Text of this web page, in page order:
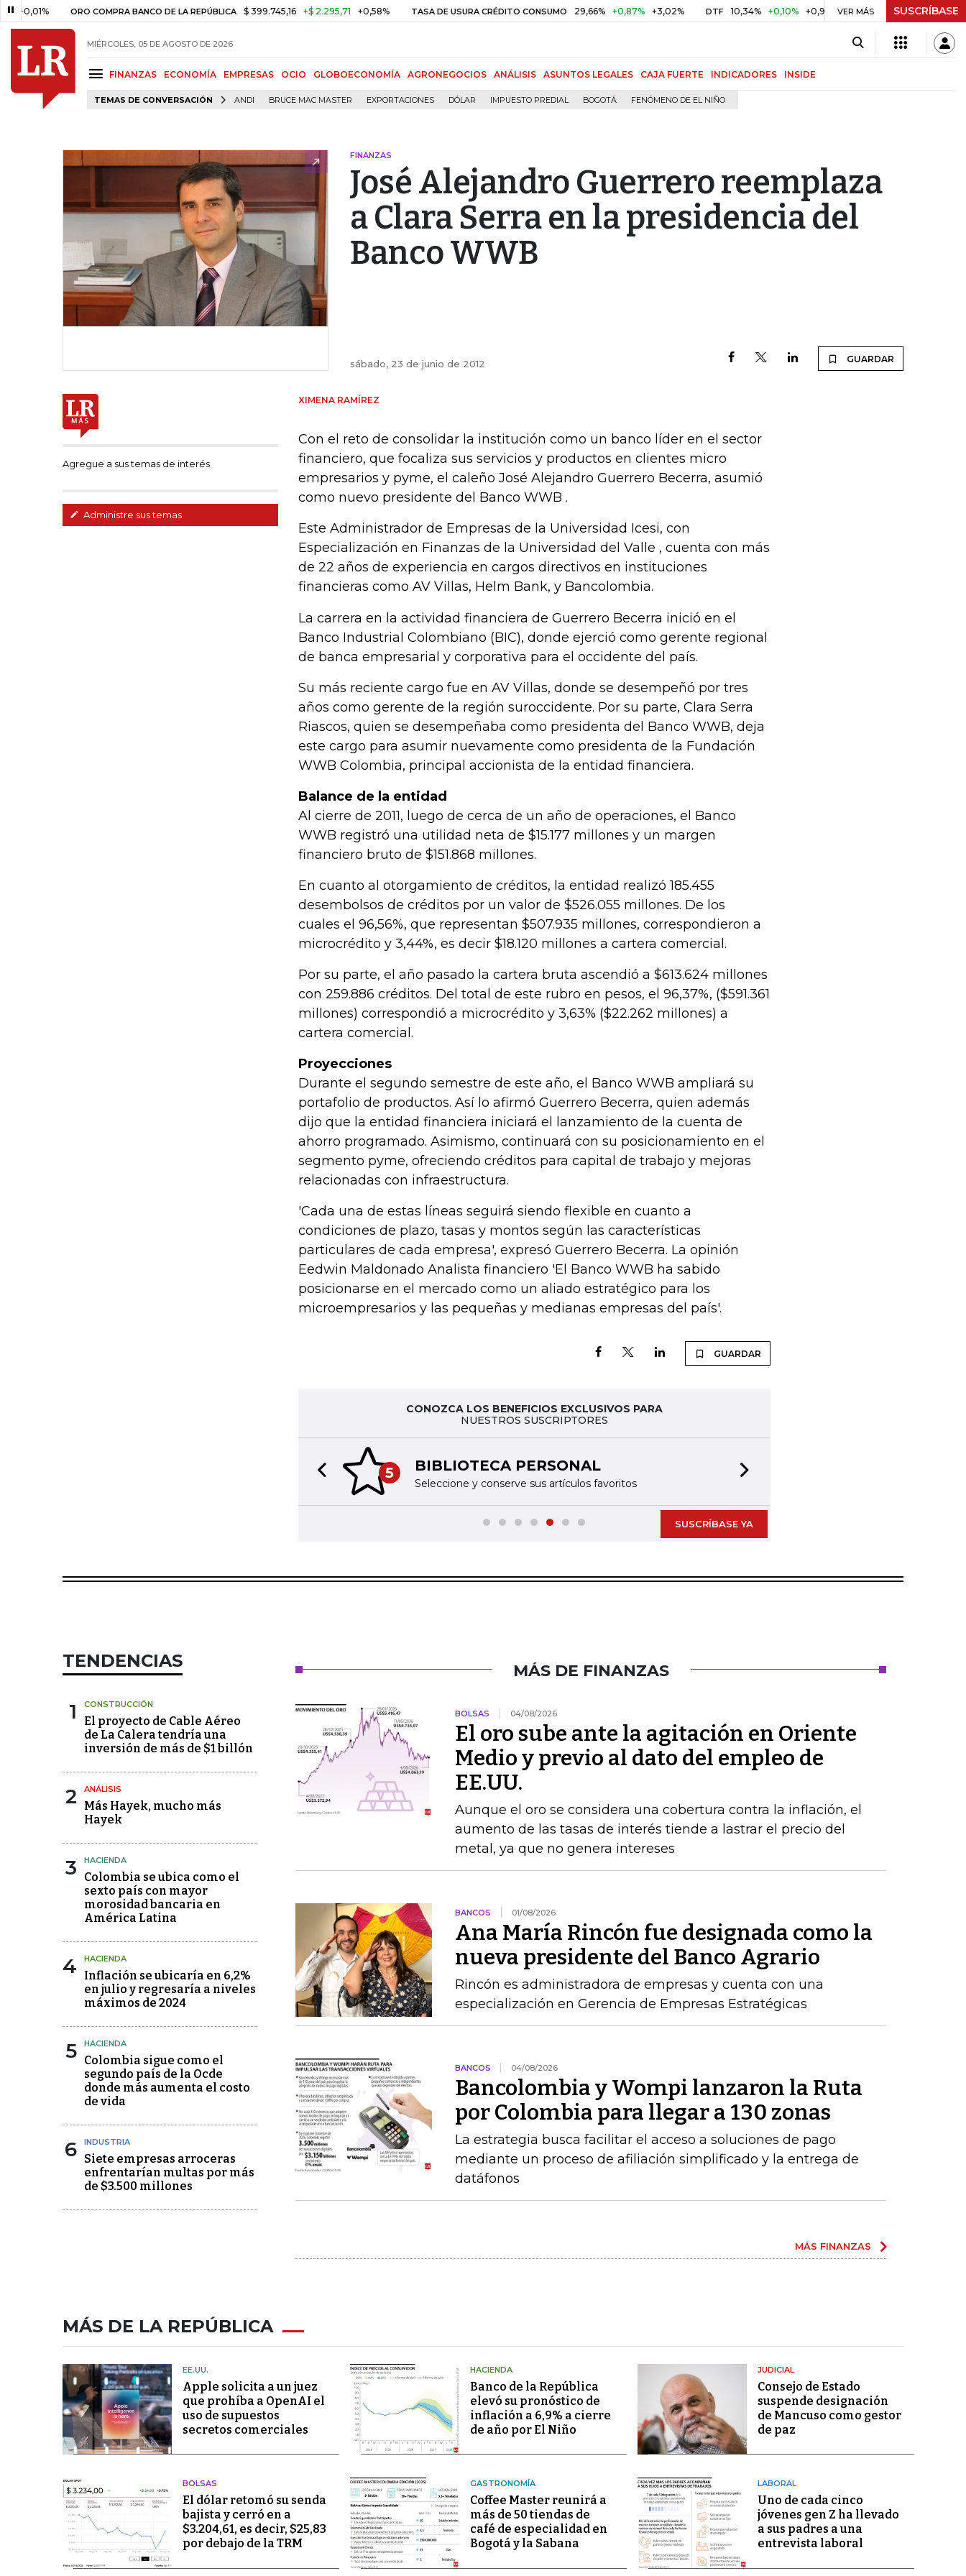
ORO COMPRA BANCO DE LA REPÚBLICA $ 399.745,16 +$ 2.295,71 +0,58% TASA DE USURA CRÉDITO CONSUMO 29,66% +0,87% +3,02% DTF 10,34% +0,10% +0,98% UVR $ 416,86 +$ 0,05 +0,01%
VER MÁS SUSCRÍBASE
MIÉRCOLES, 05 DE AGOSTO DE 2026
FINANZAS ECONOMÍA EMPRESAS OCIO GLOBOECONOMÍA AGRONEGOCIOS ANÁLISIS ASUNTOS LEGALES CAJA FUERTE INDICADORES INSIDE
TEMAS DE CONVERSACIÓN ANDI BRUCE MAC MASTER EXPORTACIONES DÓLAR IMPUESTO PREDIAL BOGOTÁ FENÓMENO DE EL NIÑO
FINANZAS
José Alejandro Guerrero reemplaza
a Clara Serra en la presidencia del
Banco WWB
sábado, 23 de junio de 2012 GUARDAR
Agregue a sus temas de interés
Administre sus temas
XIMENA RAMÍREZ
Con el reto de consolidar la institución como un banco líder en el sector
financiero, que focaliza sus servicios y productos en clientes micro
empresarios y pyme, el caleño José Alejandro Guerrero Becerra, asumió
como nuevo presidente del Banco WWB .
Este Administrador de Empresas de la Universidad Icesi, con
Especialización en Finanzas de la Universidad del Valle , cuenta con más
de 22 años de experiencia en cargos directivos en instituciones
financieras como AV Villas, Helm Bank, y Bancolombia.
La carrera en la actividad financiera de Guerrero Becerra inició en el
Banco Industrial Colombiano (BIC), donde ejerció como gerente regional
de banca empresarial y corporativa para el occidente del país.
Su más reciente cargo fue en AV Villas, donde se desempeñó por tres
años como gerente de la región suroccidente. Por su parte, Clara Serra
Riascos, quien se desempeñaba como presidenta del Banco WWB, deja
este cargo para asumir nuevamente como presidenta de la Fundación
WWB Colombia, principal accionista de la entidad financiera.
Balance de la entidad
Al cierre de 2011, luego de cerca de un año de operaciones, el Banco
WWB registró una utilidad neta de $15.177 millones y un margen
financiero bruto de $151.868 millones.
En cuanto al otorgamiento de créditos, la entidad realizó 185.455
desembolsos de créditos por un valor de $526.055 millones. De los
cuales el 96,56%, que representan $507.935 millones, correspondieron a
microcrédito y 3,44%, es decir $18.120 millones a cartera comercial.
Por su parte, el año pasado la cartera bruta ascendió a $613.624 millones
con 259.886 créditos. Del total de este rubro en pesos, el 96,37%, ($591.361
millones) correspondió a microcrédito y 3,63% ($22.262 millones) a
cartera comercial.
Proyecciones
Durante el segundo semestre de este año, el Banco WWB ampliará su
portafolio de productos. Así lo afirmó Guerrero Becerra, quien además
dijo que la entidad financiera iniciará el lanzamiento de la cuenta de
ahorro programado. Asimismo, continuará con su posicionamiento en el
segmento pyme, ofreciendo créditos para capital de trabajo y mejoras
relacionadas con infraestructura.
'Cada una de estas líneas seguirá siendo flexible en cuanto a
condiciones de plazo, tasas y montos según las características
particulares de cada empresa', expresó Guerrero Becerra. La opinión
Eedwin Maldonado Analista financiero 'El Banco WWB ha sabido
posicionarse en el mercado como un aliado estratégico para los
microempresarios y las pequeñas y medianas empresas del país'.
GUARDAR
CONOZCA LOS BENEFICIOS EXCLUSIVOS PARA
NUESTROS SUSCRIPTORES
5 BIBLIOTECA PERSONAL
Seleccione y conserve sus artículos favoritos
Previous slide
SUSCRÍBASE YA
TENDENCIAS
1 CONSTRUCCIÓN
El proyecto de Cable Aéreo
de La Calera tendría una
inversión de más de $1 billón
2 ANÁLISIS
Más Hayek, mucho más
Hayek
3 HACIENDA
Colombia se ubica como el
sexto país con mayor
morosidad bancaria en
América Latina
4 HACIENDA
Inflación se ubicaría en 6,2%
en julio y regresaría a niveles
máximos de 2024
5 HACIENDA
Colombia sigue como el
segundo país de la Ocde
donde más aumenta el costo
de vida
6 INDUSTRIA
Siete empresas arroceras
enfrentarían multas por más
de $3.500 millones
MÁS DE FINANZAS
BOLSAS 04/08/2026
El oro sube ante la agitación en Oriente
Medio y previo al dato del empleo de
EE.UU.
Aunque el oro se considera una cobertura contra la inflación, el
aumento de las tasas de interés tiende a lastrar el precio del
metal, ya que no genera intereses
BANCOS 01/08/2026
Ana María Rincón fue designada como la
nueva presidente del Banco Agrario
Rincón es administradora de empresas y cuenta con una
especialización en Gerencia de Empresas Estratégicas
BANCOS 04/08/2026
Bancolombia y Wompi lanzaron la Ruta
por Colombia para llegar a 130 zonas
La estrategia busca facilitar el acceso a soluciones de pago
mediante un proceso de afiliación simplificado y la entrega de
datáfonos
MÁS FINANZAS
MÁS DE LA REPÚBLICA
EE.UU.
Apple solicita a un juez
que prohíba a OpenAI el
uso de supuestos
secretos comerciales
HACIENDA
Banco de la República
elevó su pronóstico de
inflación a 6,9% a cierre
de año por El Niño
JUDICIAL
Consejo de Estado
suspende designación
de Mancuso como gestor
de paz
BOLSAS
El dólar retomó su senda
bajista y cerró en a
$3.204,61, es decir, $25,83
por debajo de la TRM
GASTRONOMÍA
Coffee Master reunirá a
más de 50 tiendas de
café de especialidad en
Bogotá y la Sabana
LABORAL
Uno de cada cinco
jóvenes gen Z ha llevado
a sus padres a una
entrevista laboral